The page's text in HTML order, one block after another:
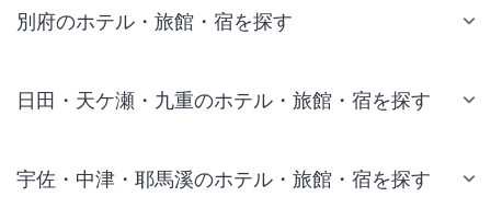
別府のホテル・旅館・宿を探す
日田・天ケ瀬・九重のホテル・旅館・宿を探す
宇佐・中津・耶馬溪のホテル・旅館・宿を探す